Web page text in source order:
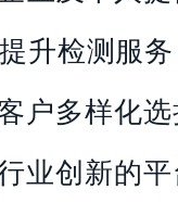
升检测服
户多样化
业创新的